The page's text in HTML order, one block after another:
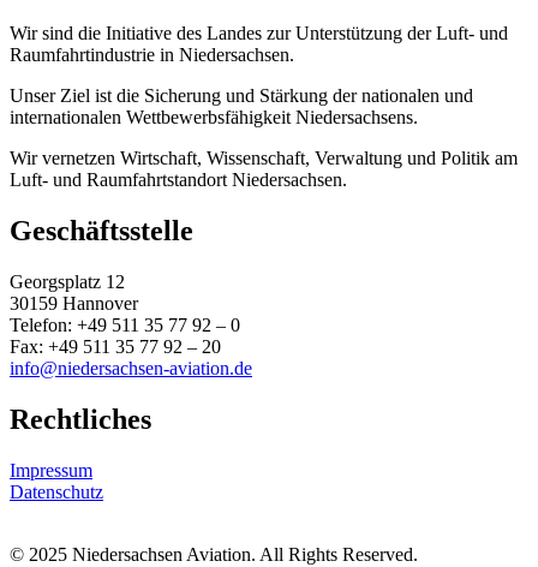
Wir sind die Initiative des Landes zur Unterstützung der Luft- und
Raumfahrtindustrie in Niedersachsen.
Unser Ziel ist die Sicherung und Stärkung der nationalen und
internationalen Wettbewerbsfähigkeit Niedersachsens.
Wir vernetzen Wirtschaft, Wissenschaft, Verwaltung und Politik am
Luft- und Raumfahrtstandort Niedersachsen.
Geschäftsstelle
Georgsplatz 12
30159 Hannover
Telefon: +49 511 35 77 92 – 0
Fax: +49 511 35 77 92 – 20
info@niedersachsen-aviation.de
Rechtliches
Impressum
Datenschutz
© 2025 Niedersachsen Aviation. All Rights Reserved.